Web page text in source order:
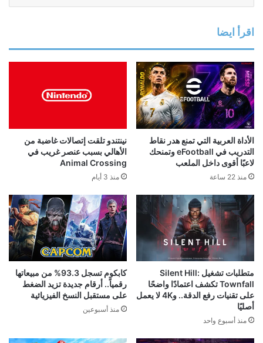
اقرأ ايضا
الأداة العربية التي تمنع هدر نقاط
التدريب في eFootball وتمنحك
لاعبًا أقوى داخل الملعب
منذ 22 ساعة
نينتندو تلقت إتصالات غاضبة من
الأهالي بسبب عنصر غريب في
Animal Crossing
منذ 3 أيام
متطلبات تشغيل Silent Hill:
Townfall تكشف اعتمادًا واضحًا
على تقنيات رفع الدقة.. و4K لا يعمل
أصليًا
منذ أسبوع واحد
كابكوم تسجل 93.3% من مبيعاتها
رقمياً.. أرقام جديدة تزيد الضغط
على مستقبل النسخ الفيزيائية
منذ أسبوعين